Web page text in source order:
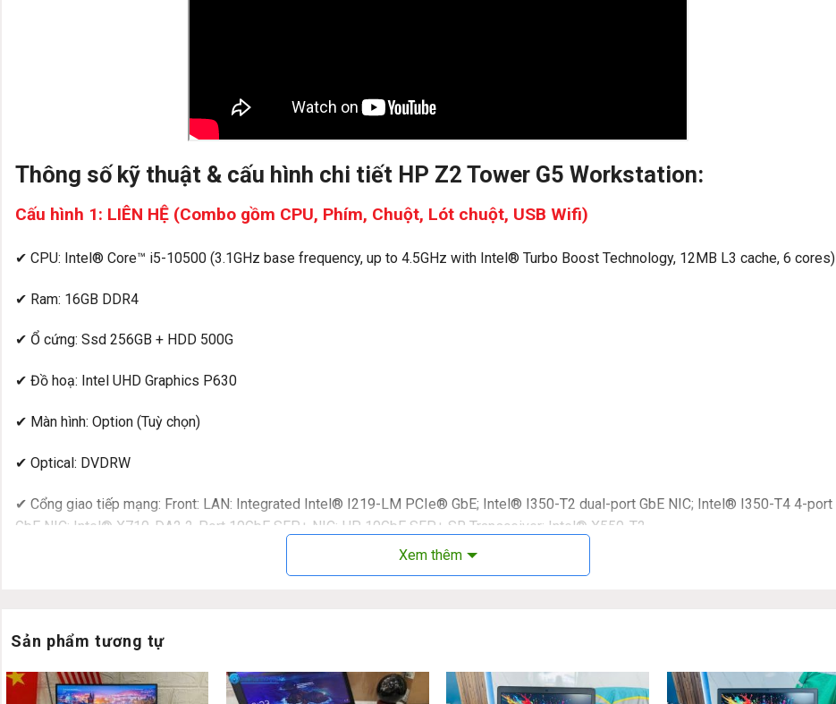
Thông số kỹ thuật & cấu hình chi tiết HP Z2 Tower G5 Workstation:
Cấu hình 1: LIÊN HỆ (Combo gồm CPU, Phím, Chuột, Lót chuột, USB Wifi)
✔ CPU: Intel® Core™ i5-10500 (3.1GHz base frequency, up to 4.5GHz with Intel® Turbo Boost Technology, 12MB L3 cache, 6 cores)
✔ Ram: 16GB DDR4
✔ Ổ cứng: Ssd 256GB + HDD 500G
✔ Đồ hoạ: Intel UHD Graphics P630
✔ Màn hình: Option (Tuỳ chọn)
✔ Optical: DVDRW
✔ Cổng giao tiếp mạng: Front: LAN: Integrated Intel® I219-LM PCIe® GbE; Intel® I350-T2 dual-port GbE NIC; Intel® I350-T4 4-port
GbE NIC; Intel® X710-DA2 2-Port 10GbE SFP+ NIC; HP 10GbE SFP+ SR Transceiver; Intel® X550-T2
2-Port 10GbE NIC; Aquantia AQN-108 1-Port 5GbE NIC ; WLAN: Intel® Wi-Fi 6 AX201 (2×2) and Bluetooth® 5 combo ;
Rear: 1 audio-in; 1 audio-out; 1 RJ-45; 2 USB 2.0; 2 DisplayPort™ 1.4; 2 SuperSpeed USB Type-A 5Gbps signaling rate; 2 SuperSpeed
Optional Ports: Flex IO upper – choose one of the following options: 1 Dual SuperSpeed USB Type-A 5Gbps signaling rate, 1 serial;
Xem thêm
Sản phẩm tương tự